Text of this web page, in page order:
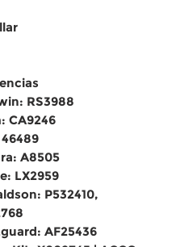
RS3988
CA9246
A8505
LX2959
P532410,
AF25436